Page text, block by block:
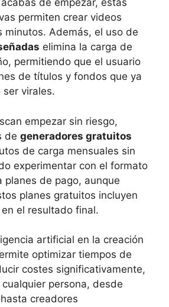
de empezar, estas
permiten crear videos
minutos. Además, el uso de
elimina la carga de
permitiendo que el usuario
de títulos y fondos que ya
virales.
empezar sin riesgo,
de generadores gratuitos
de carga mensuales sin
experimentar con el formato
planes de pago, aunque
planes gratuitos incluyen
el resultado final.
artificial en la creación
optimizar tiempos de
costes significativamente,
persona, desde
creadores